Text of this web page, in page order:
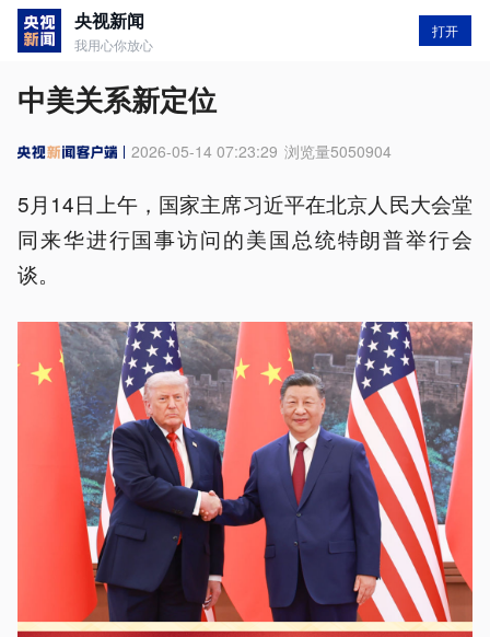
央视新闻
我用心你放心
打开
中美关系新定位
2026-05-14 07:23:29 浏览量5050904
5月14日上午，国家主席习近平在北京人民大会堂
同来华进行国事访问的美国总统特朗普举行会
谈。